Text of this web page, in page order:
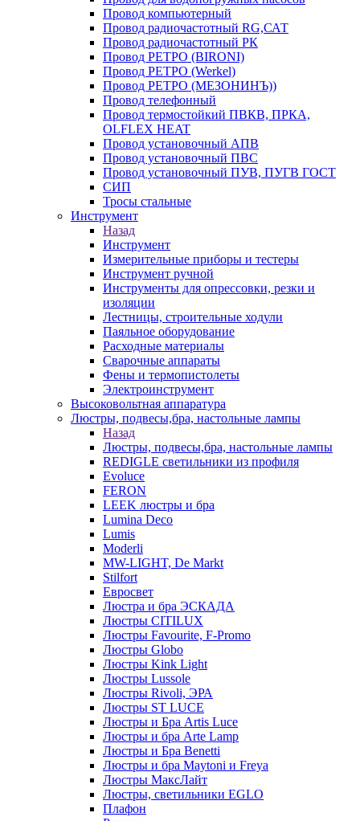
Провод компьютерный
Провод радиочастотный RG,САТ
Провод радиочастотный РК
Провод РЕТРО (BIRONI)
Провод РЕТРО (Werkel)
Провод РЕТРО (МЕЗОНИНЪ))
Провод телефонный
Провод термостойкий ПВКВ, ПРКА,
OLFLEX HEAT
Провод установочный АПВ
Провод установочный ПВС
Провод установочный ПУВ, ПУГВ ГОСТ
СИП
Тросы стальные
Инструмент
Назад
Инструмент
Измерительные приборы и тестеры
Инструмент ручной
Инструменты для опрессовки, резки и
изоляции
Лестницы, строительные ходули
Паяльное оборудование
Расходные материалы
Сварочные аппараты
Фены и термопистолеты
Электроинструмент
Высоковольтная аппаратура
Люстры, подвесы,бра, настольные лампы
Назад
Люстры, подвесы,бра, настольные лампы
REDIGLE светильники из профиля
Evoluce
FERON
LEEK люстры и бра
Lumina Deco
Lumis
Moderli
MW-LIGHT, De Markt
Stilfort
Евросвет
Люстра и бра ЭСКАДА
Люстры CITILUX
Люстры Favourite, F-Promo
Люстры Globo
Люстры Kink Light
Люстры Lussole
Люстры Rivoli, ЭРА
Люстры ST LUCE
Люстры и Бра Artis Luce
Люстры и бра Arte Lamp
Люстры и Бра Benetti
Люстры и бра Maytoni и Freya
Люстры МаксЛайт
Люстры, светильники EGLO
Плафон